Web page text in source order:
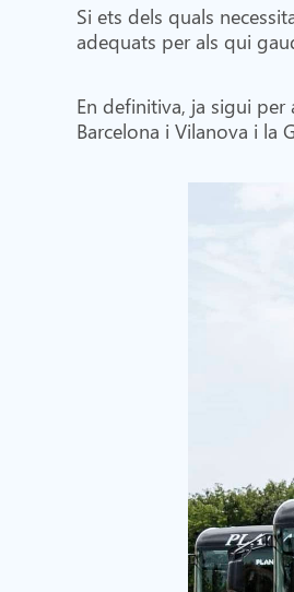
Si ets dels quals
adequats per als qui
En definitiva, ja sigui
Barcelona i Vilanova i la